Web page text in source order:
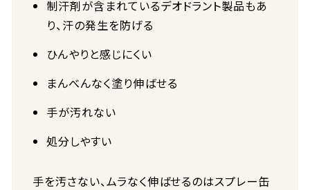
制汗剤が含まれているデオドラント製品もあ
り、汗の発生を防げる
ひんやりと感じにくい
まんべんなく塗り伸ばせる
手が汚れない
処分しやすい
手を汚さない、ムラなく伸ばせるのはスプレー缶